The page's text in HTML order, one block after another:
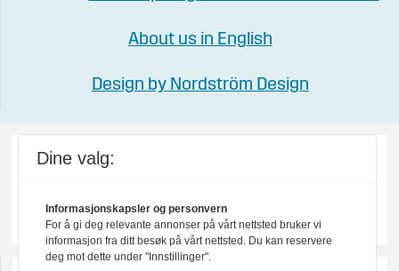
About us in English
Design by Nordström Design
Dine valg:
Informasjonskapsler og personvern
For å gi deg relevante annonser på vårt nettsted bruker vi
informasjon fra ditt besøk på vårt nettsted. Du kan reservere
deg mot dette under "Innstillinger".